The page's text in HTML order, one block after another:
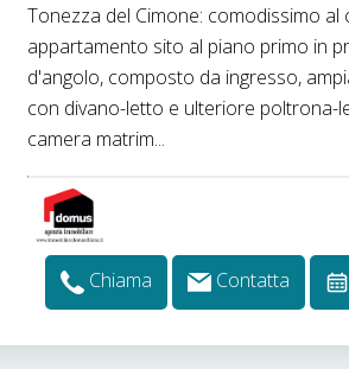
Tonezza del Cimone: comodissimo
appartamento sito al piano primo in
d'angolo, composto da ingresso,
con divano-letto e ulteriore poltrona-
camera matrim...
Chiama Contatta